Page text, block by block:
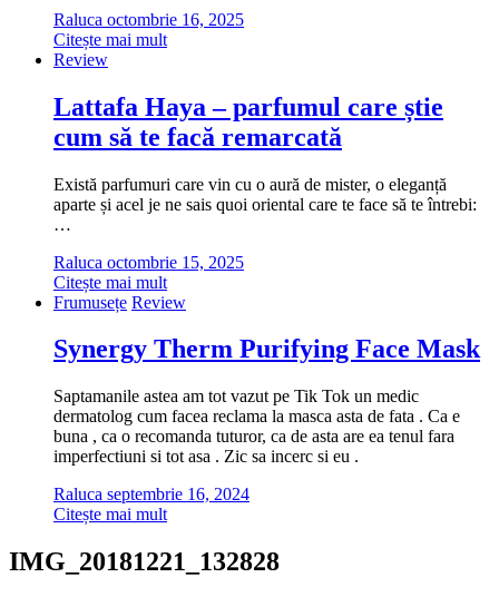
Raluca octombrie 16, 2025
Citește mai mult
Review
Lattafa Haya – parfumul care știe
cum să te facă remarcată
Există parfumuri care vin cu o aură de mister, o eleganță
aparte și acel je ne sais quoi oriental care te face să te întrebi:
…
Raluca octombrie 15, 2025
Citește mai mult
Frumusețe Review
Synergy Therm Purifying Face Mask
Saptamanile astea am tot vazut pe Tik Tok un medic
dermatolog cum facea reclama la masca asta de fata . Ca e
buna , ca o recomanda tuturor, ca de asta are ea tenul fara
imperfectiuni si tot asa . Zic sa incerc si eu .
Raluca septembrie 16, 2024
Citește mai mult
IMG_20181221_132828